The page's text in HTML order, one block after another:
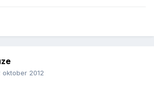
oktober 2012